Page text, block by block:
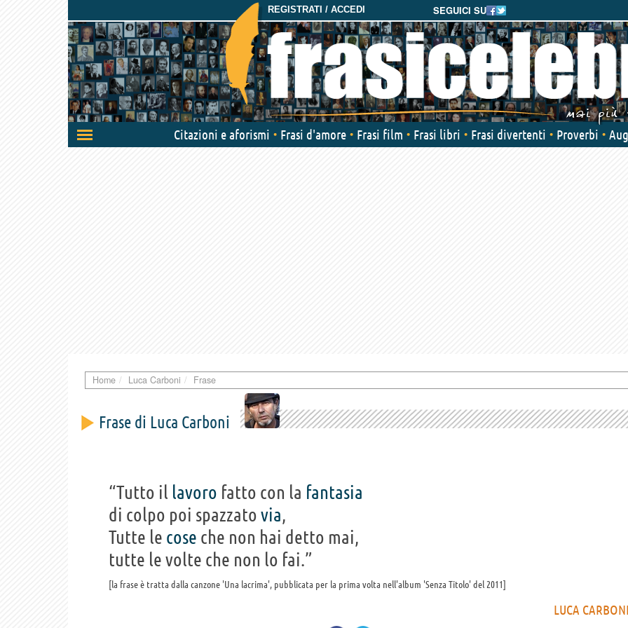
SEGUICI SU
REGISTRATI / ACCEDI
Attiva/disattiva
navigazione
Citazioni e aforismi Frasi d'amore Frasi film Frasi libri Frasi divertenti Proverbi
Home Luca Carboni Frase
Frase di Luca Carboni
“Tutto il lavoro fatto con la fantasia
di colpo poi spazzato via,
Tutte le cose che non hai detto mai,
tutte le volte che non lo fai.”
la frase è tratta dalla canzone 'Una lacrima', pubblicata per la prima volta nell'album 'Senza Titolo' del 2011
LUCA